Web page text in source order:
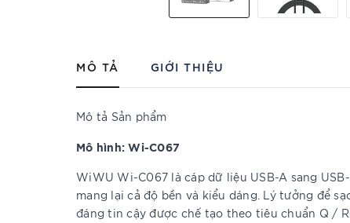
MÔ TẢ GIỚI THIỆU
Mô tả Sản phẩm
Mô hình: Wi-C067
WiWU Wi-C067 là cáp dữ liệu USB-A sang
mang lại cả độ bền và kiểu dáng. Lý tưởng để
đáng tin cậy được chế tạo theo tiêu chuẩn Q /